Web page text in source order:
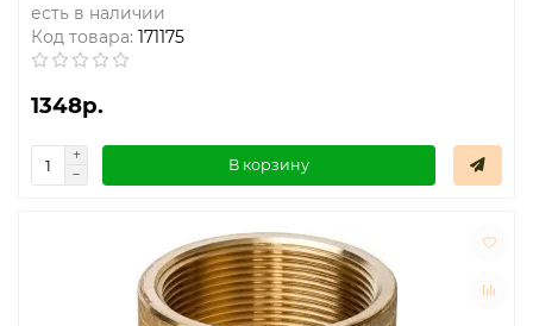
есть в наличии
Код товара: 171175
1348р.
В корзину